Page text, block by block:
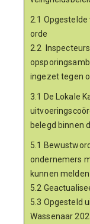
2.1
orde
2.2
ingezet tegen
3.1 De Lokale
belegd binnen
5.1
ondernemers
kunnen
5.2
5.3 Opgesteld
Wassenaar